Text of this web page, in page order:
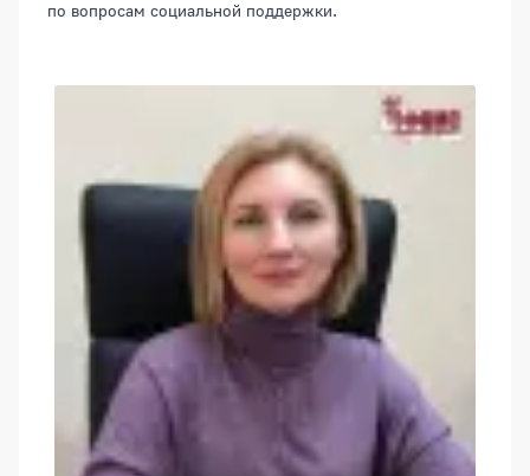
по вопросам социальной поддержки.